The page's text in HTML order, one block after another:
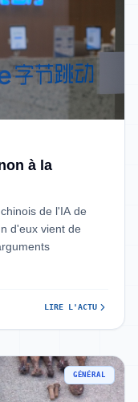
à la
de l'IA de
d'eux vient de
LIRE L'ACTU
GÉNÉRAL